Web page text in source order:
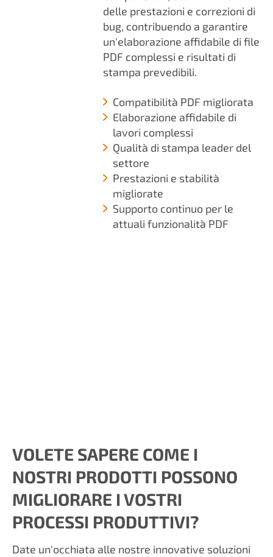
delle prestazioni e correzioni di
bug, contribuendo a garantire
un'elaborazione affidabile di file
PDF complessi e risultati di
stampa prevedibili.
Compatibilità PDF migliorata
Elaborazione affidabile di
lavori complessi
Qualità di stampa leader del
settore
Prestazioni e stabilità
migliorate
Supporto continuo per le
attuali funzionalità PDF
VOLETE SAPERE COME I
NOSTRI PRODOTTI POSSONO
MIGLIORARE I VOSTRI
PROCESSI PRODUTTIVI?
Date un'occhiata alle nostre innovative soluzioni